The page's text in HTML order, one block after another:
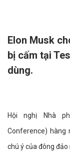
Elon Musk
bị cấm tại
dùng.
Hội nghị Nhà
Conference)
chú ý của đông